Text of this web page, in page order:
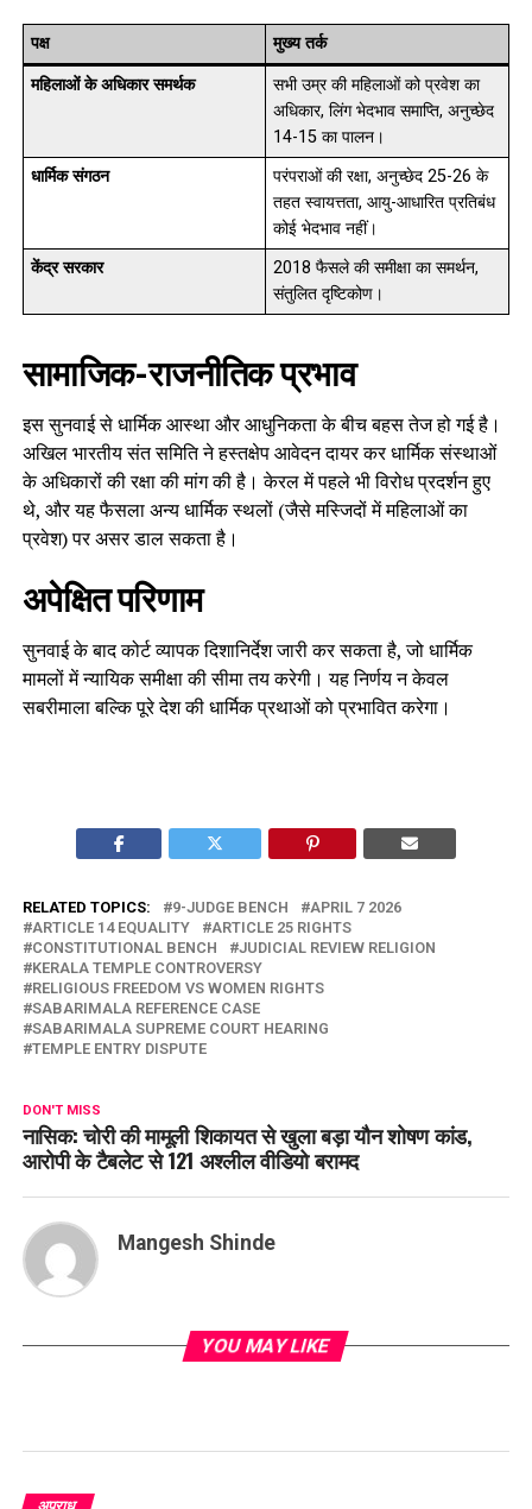
पक्ष मुख्य तर्क
महिलाओं के अधिकार समर्थक
सभी उम्र की महिलाओं को प्रवेश का
अधिकार, लिंग भेदभाव समाप्ति, अनुच्छेद
14-15 का पालन।
धार्मिक संगठन
परंपराओं की रक्षा, अनुच्छेद 25-26 के
तहत स्वायत्तता, आयु-आधारित प्रतिबंध
कोई भेदभाव नहीं।
केंद्र सरकार
2018 फैसले की समीक्षा का समर्थन,
संतुलित दृष्टिकोण।
सामाजिक-राजनीतिक प्रभाव
इस सुनवाई से धार्मिक आस्था और आधुनिकता के बीच बहस तेज हो गई है।
अखिल भारतीय संत समिति ने हस्तक्षेप आवेदन दायर कर धार्मिक संस्थाओं
के अधिकारों की रक्षा की मांग की है। केरल में पहले भी विरोध प्रदर्शन हुए
थे, और यह फैसला अन्य धार्मिक स्थलों (जैसे मस्जिदों में महिलाओं का
प्रवेश) पर असर डाल सकता है।
अपेक्षित परिणाम
सुनवाई के बाद कोर्ट व्यापक दिशानिर्देश जारी कर सकता है, जो धार्मिक
मामलों में न्यायिक समीक्षा की सीमा तय करेगी। यह निर्णय न केवल
सबरीमाला बल्कि पूरे देश की धार्मिक प्रथाओं को प्रभावित करेगा।
RELATED TOPICS: 9-JUDGE BENCH
APRIL 7 2026
ARTICLE 14 EQUALITY
ARTICLE 25 RIGHTS
CONSTITUTIONAL BENCH
JUDICIAL REVIEW RELIGION
KERALA TEMPLE CONTROVERSY
RELIGIOUS FREEDOM VS WOMEN RIGHTS
SABARIMALA REFERENCE CASE
SABARIMALA SUPREME COURT HEARING
TEMPLE ENTRY DISPUTE
DON'T MISS
नासिक: चोरी की मामूली शिकायत से खुला बड़ा यौन शोषण कांड,
आरोपी के टैबलेट से 121 अश्लील वीडियो बरामद
Mangesh Shinde
YOU MAY LIKE